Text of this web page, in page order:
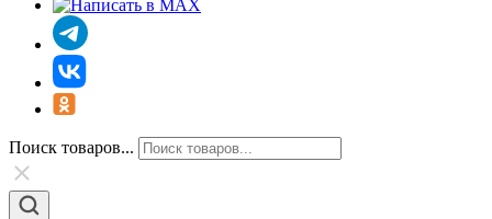
Поиск товаров...